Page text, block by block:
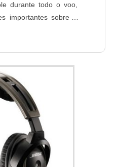
durante todo o voo,
importantes sobre o
a garantir a
passageiros. Além
aeronáutico também
permitindo
informações
aéreo. Com a
os pilotos
que estão voando de